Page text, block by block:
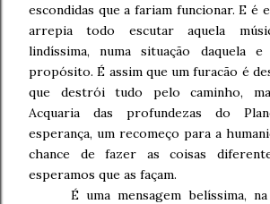
escondidas que a fariam funcionar. E é
arrepia todo escutar aquela
lindíssima, numa situação daquela
propósito. É assim que um furacão é
que destrói tudo pelo caminho,
Acquaria das profundezas do
esperança, um recomeço para a
chance de fazer as coisas
esperamos que as façam.
É uma mensagem belíssima,